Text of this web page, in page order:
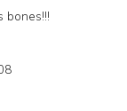
bones!!!